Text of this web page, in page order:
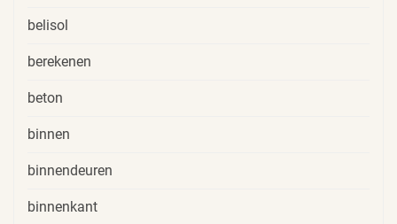
belisol
berekenen
beton
binnen
binnendeuren
binnenkant